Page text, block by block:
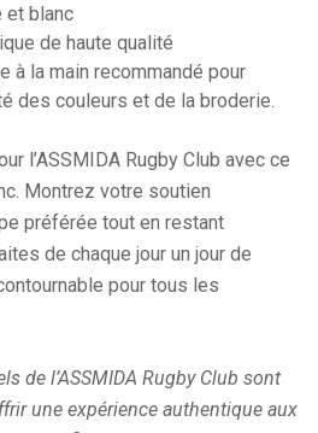
et blanc
de haute qualité
à la main recommandé pour
des couleurs et de la broderie.
l’ASSMIDA Rugby Club avec ce
Montrez votre soutien
préférée tout en restant
de chaque jour un jour de
pour tous les
de l’ASSMIDA Rugby Club sont
une expérience authentique aux